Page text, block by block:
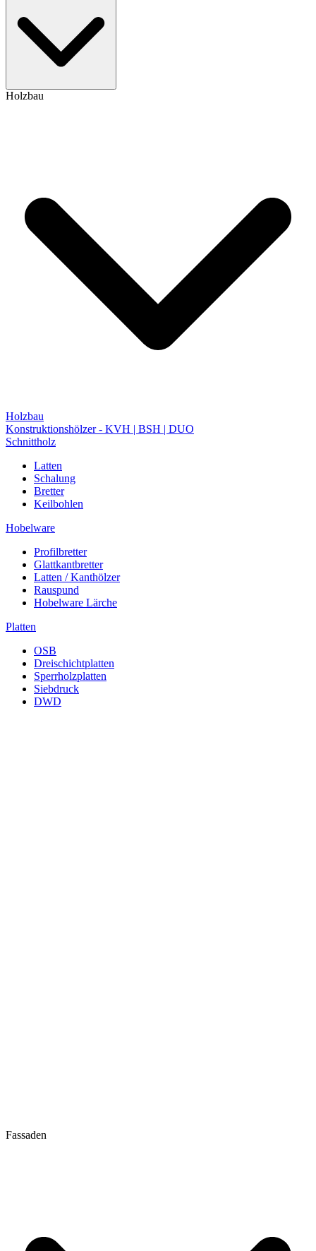
Holzbau
Holzbau
Konstruktionshölzer - KVH | BSH | DUO
Schnittholz
Latten
Schalung
Bretter
Keilbohlen
Hobelware
Profilbretter
Glattkantbretter
Latten / Kanthölzer
Rauspund
Hobelware Lärche
Platten
OSB
Dreischichtplatten
Sperrholzplatten
Siebdruck
DWD
Fassaden